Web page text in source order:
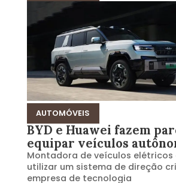
AUTOMÓVEIS
BYD e Huawei fazem
equipar veículos
Montadora de veículos elétricos
utilizar um sistema de direção
empresa de tecnologia